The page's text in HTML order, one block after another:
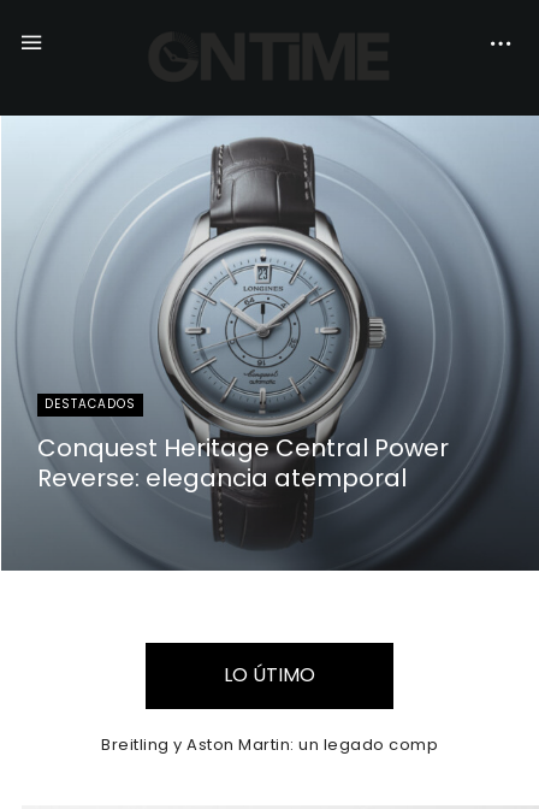
DESTACADOS
Conquest Heritage Central Power
Reverse: elegancia atemporal
LO ÚTIMO
Mundial de Fútbol 2026: los relojes que